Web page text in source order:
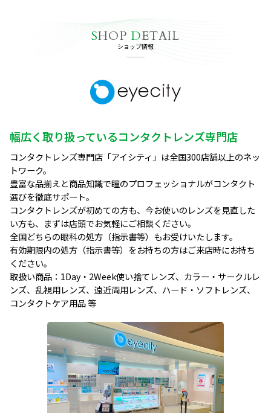
SHOP DETAIL
ショップ情報
幅広く取り扱っているコンタクトレンズ専門店
コンタクトレンズ専門店「アイシティ」は全国300店舗以上のネッ
トワーク。
豊富な品揃えと商品知識で瞳のプロフェッショナルがコンタクト
選びを徹底サポート。
コンタクトレンズが初めての方も、今お使いのレンズを見直した
い方も、まずは店頭でお気軽にご相談ください。
全国どちらの眼科の処方（指示書等）もお受けいたします。
有効期限内の処方（指示書等）をお持ちの方はご来店時にお持ち
ください。
取扱い商品：1Day・2Week使い捨てレンズ、カラー・サークルレ
ンズ、乱視用レンズ、遠近両用レンズ、ハード・ソフトレンズ、
コンタクトケア用品 等